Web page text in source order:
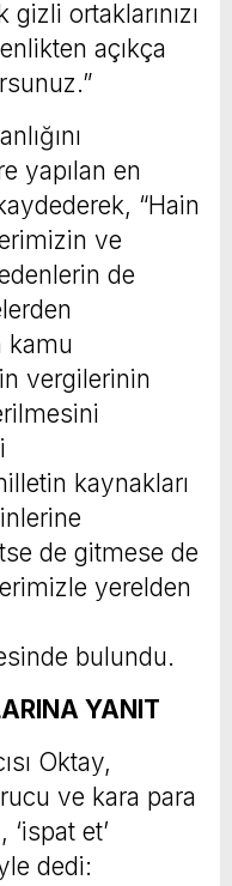
ortaklarınızı
açıkça
yapılan en
“Hain
ve
de
kamu
vergilerinin
kaynakları
de gitmese de
yerelden
bulundu.
YANIT
Oktay,
ve kara para
et’
dedi: